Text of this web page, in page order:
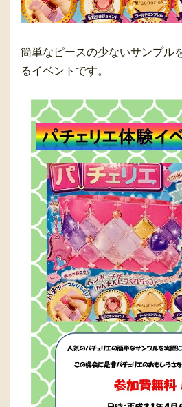
簡単なピースの少ないサンプル
るイベントです。